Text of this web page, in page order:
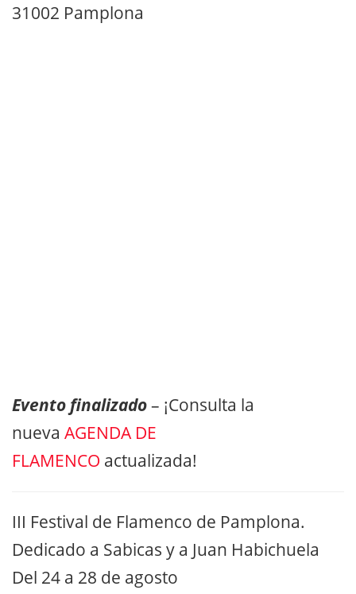
31002 Pamplona
Evento finalizado– ¡Consulta la
nueva AGENDA DE
FLAMENCO actualizada!
III Festival de Flamenco de Pamplona.
Dedicado a Sabicas y a Juan Habichuela
Del 24 a 28 de agosto